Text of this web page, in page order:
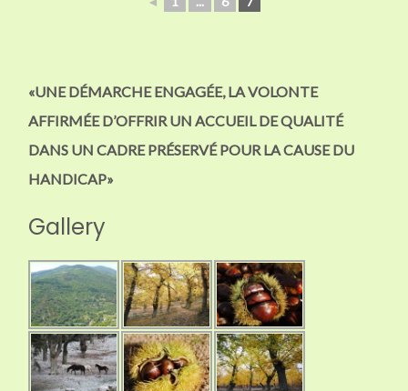
«UNE DÉMARCHE ENGAGÉE, LA VOLONTE
AFFIRMÉE D’OFFRIR UN ACCUEIL DE QUALITÉ
DANS UN CADRE PRÉSERVÉ POUR LA CAUSE DU
HANDICAP»
Gallery